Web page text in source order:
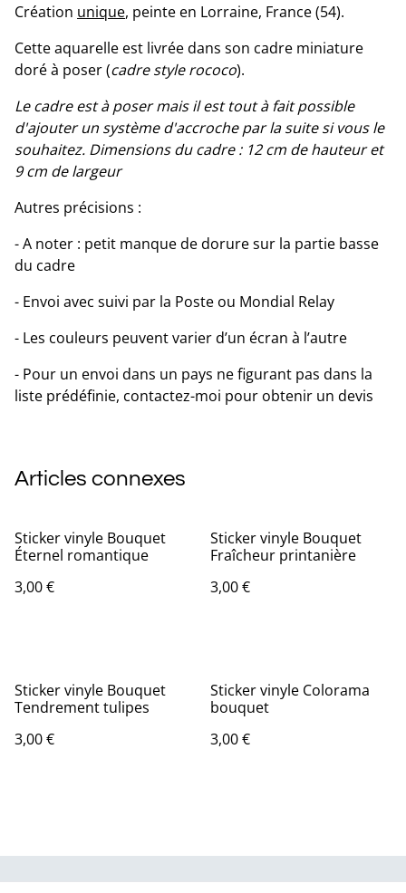
Création unique, peinte en Lorraine, France (54).
Cette aquarelle est livrée dans son cadre miniature
doré à poser (cadre style rococo).
Le cadre est à poser mais il est tout à fait possible
d'ajouter un système d'accroche par la suite si vous le
souhaitez. Dimensions du cadre : 12 cm de hauteur et
9 cm de largeur
Autres précisions :
- A noter : petit manque de dorure sur la partie basse
du cadre
- Envoi avec suivi par la Poste ou Mondial Relay
- Les couleurs peuvent varier d’un écran à l’autre
- Pour un envoi dans un pays ne figurant pas dans la
liste prédéfinie, contactez-moi pour obtenir un devis
Articles connexes
Sticker vinyle Bouquet
Éternel romantique
3,00 €
Sticker vinyle Bouquet
Fraîcheur printanière
3,00 €
Sticker vinyle Bouquet
Tendrement tulipes
3,00 €
Sticker vinyle Colorama
bouquet
3,00 €